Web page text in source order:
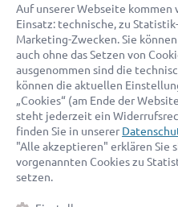
Auf unserer Webseite kommen
Einsatz: technische, zu
Marketing-Zwecken. Sie
auch ohne das Setzen von
ausgenommen sind die
können die aktuellen
„Cookies“ (am Ende der
steht jederzeit ein
finden Sie in unserer
"Alle akzeptieren" erklären Sie
vorgenannten Cookies zu
setzen.